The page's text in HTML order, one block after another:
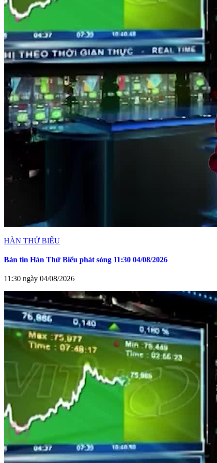
HÀN THỬ BIỂU
Bản tin Hàn Thử Biểu phát sóng 11:30 04/08/2026
11:30 ngày 04/08/2026